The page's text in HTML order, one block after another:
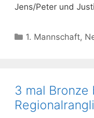
Jens/Peter und
Kategorien
1. Mannschaft,
3 mal Bronze